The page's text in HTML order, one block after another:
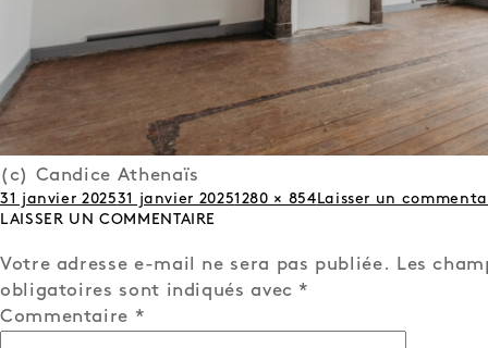
(c) Candice Athenaïs
Publié
le
31 janvier 202531 janvier 2025Taille
1280 × 854Laisser un
LAISSER UN COMMENTAIRE
Votre adresse e-mail ne sera pas publiée.
Les
obligatoires sont indiqués avec *
Commentaire *